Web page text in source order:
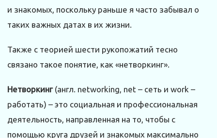
и знакомых, поскольку раньше я часто забывал о
таких важных датах в их жизни.
Также с теорией шести рукопожатий тесно
связано такое понятие, как «нетворкинг».
Нетворкинг(англ. networking, net – сеть и work –
работать) – это социальная и профессиональная
деятельность, направленная на то, чтобы с
помощью круга друзей и знакомых максимально